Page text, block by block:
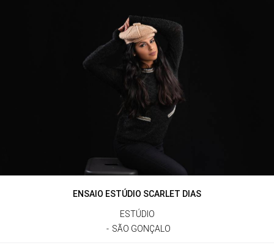
ENSAIO ESTÚDIO SCARLET DIAS
ESTÚDIO
SÃO GONÇALO